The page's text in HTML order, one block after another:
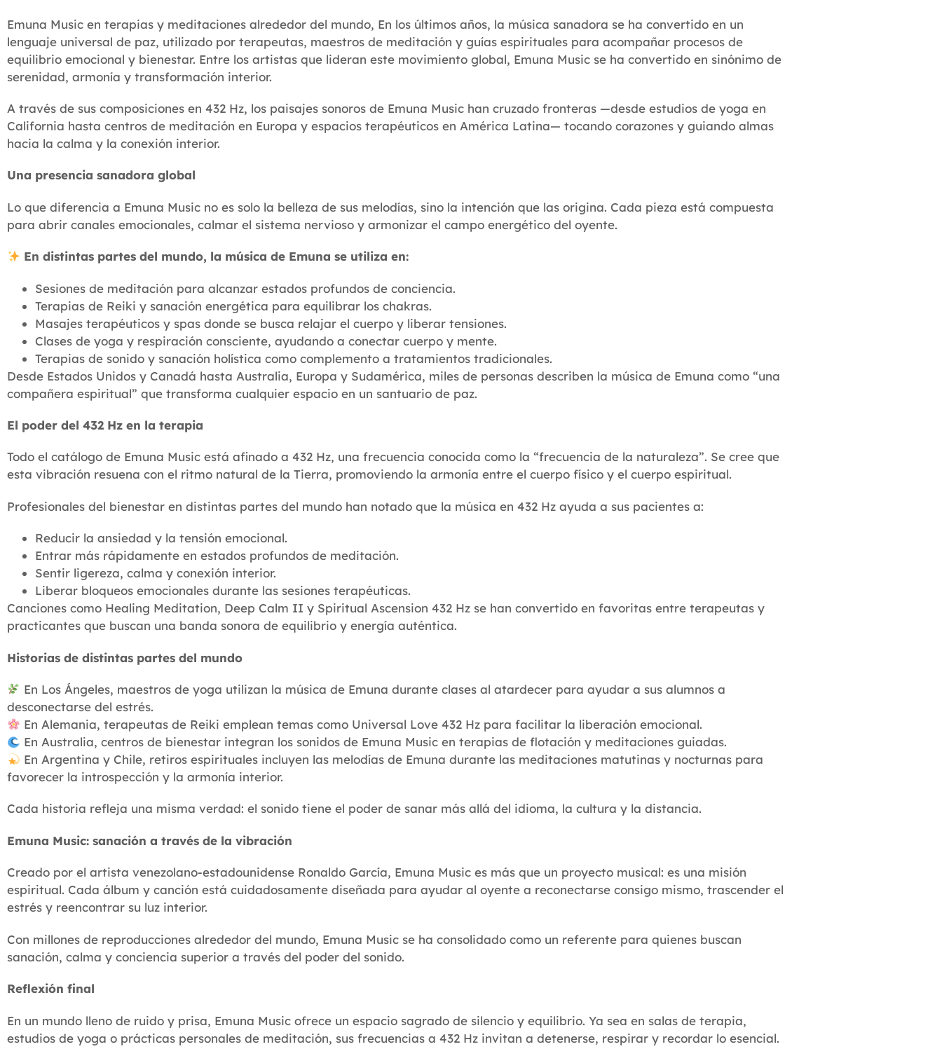
Emuna Music en terapias y meditaciones alrededor del mundo, En los últimos años, la música sanadora se ha convertido en un
lenguaje universal de paz, utilizado por terapeutas, maestros de meditación y guías espirituales para acompañar procesos de
equilibrio emocional y bienestar. Entre los artistas que lideran este movimiento global, Emuna Music se ha convertido en sinónimo de
serenidad, armonía y transformación interior.
A través de sus composiciones en 432 Hz, los paisajes sonoros de Emuna Music han cruzado fronteras —desde estudios de yoga en
California hasta centros de meditación en Europa y espacios terapéuticos en América Latina— tocando corazones y guiando almas
hacia la calma y la conexión interior.
Una presencia sanadora global
Lo que diferencia a Emuna Music no es solo la belleza de sus melodías, sino la intención que las origina. Cada pieza está compuesta
para abrir canales emocionales, calmar el sistema nervioso y armonizar el campo energético del oyente.
En distintas partes del mundo, la música de Emuna se utiliza en:
Sesiones de meditación para alcanzar estados profundos de conciencia.
Terapias de Reiki y sanación energética para equilibrar los chakras.
Masajes terapéuticos y spas donde se busca relajar el cuerpo y liberar tensiones.
Clases de yoga y respiración consciente, ayudando a conectar cuerpo y mente.
Terapias de sonido y sanación holística como complemento a tratamientos tradicionales.
Desde Estados Unidos y Canadá hasta Australia, Europa y Sudamérica, miles de personas describen la música de Emuna como “una
compañera espiritual” que transforma cualquier espacio en un santuario de paz.
El poder del 432 Hz en la terapia
Todo el catálogo de Emuna Music está afinado a 432 Hz, una frecuencia conocida como la “frecuencia de la naturaleza”. Se cree que
esta vibración resuena con el ritmo natural de la Tierra, promoviendo la armonía entre el cuerpo físico y el cuerpo espiritual.
Profesionales del bienestar en distintas partes del mundo han notado que la música en 432 Hz ayuda a sus pacientes a:
Reducir la ansiedad y la tensión emocional.
Entrar más rápidamente en estados profundos de meditación.
Sentir ligereza, calma y conexión interior.
Liberar bloqueos emocionales durante las sesiones terapéuticas.
Canciones como Healing Meditation, Deep Calm II y Spiritual Ascension 432 Hz se han convertido en favoritas entre terapeutas y
practicantes que buscan una banda sonora de equilibrio y energía auténtica.
Historias de distintas partes del mundo
En Los Ángeles, maestros de yoga utilizan la música de Emuna durante clases al atardecer para ayudar a sus alumnos a
desconectarse del estrés.
En Alemania, terapeutas de Reiki emplean temas como Universal Love 432 Hz para facilitar la liberación emocional.
En Australia, centros de bienestar integran los sonidos de Emuna Music en terapias de flotación y meditaciones guiadas.
En Argentina y Chile, retiros espirituales incluyen las melodías de Emuna durante las meditaciones matutinas y nocturnas para
favorecer la introspección y la armonía interior.
Cada historia refleja una misma verdad: el sonido tiene el poder de sanar más allá del idioma, la cultura y la distancia.
Emuna Music: sanación a través de la vibración
Creado por el artista venezolano-estadounidense Ronaldo García, Emuna Music es más que un proyecto musical: es una misión
espiritual. Cada álbum y canción está cuidadosamente diseñada para ayudar al oyente a reconectarse consigo mismo, trascender el
estrés y reencontrar su luz interior.
Con millones de reproducciones alrededor del mundo, Emuna Music se ha consolidado como un referente para quienes buscan
sanación, calma y conciencia superior a través del poder del sonido.
Reflexión final
En un mundo lleno de ruido y prisa, Emuna Music ofrece un espacio sagrado de silencio y equilibrio. Ya sea en salas de terapia,
estudios de yoga o prácticas personales de meditación, sus frecuencias a 432 Hz invitan a detenerse, respirar y recordar lo esencial.